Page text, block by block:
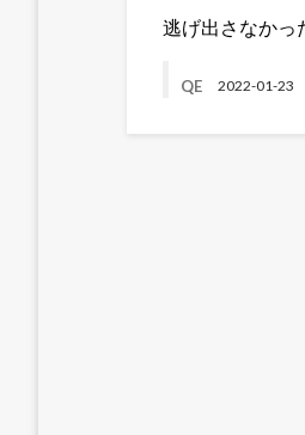
逃げ出さなかっ
QE 2022-01-23